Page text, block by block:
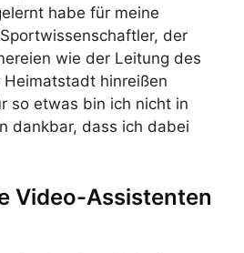
habe für meine
der
wie der Leitung des
Heimatstadt hinreißen
so etwas bin ich nicht in
dankbar, dass ich dabei
Video-Assistenten